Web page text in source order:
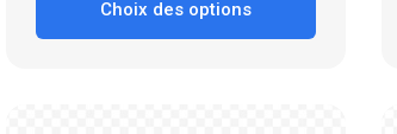
Choix des options